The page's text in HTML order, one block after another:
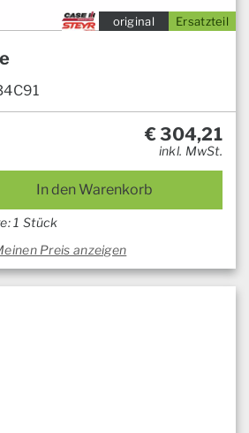
Ersatzteil
original
€304,21
inkl. MwSt.
In den Warenkorb
1 Stück
Preis anzeigen